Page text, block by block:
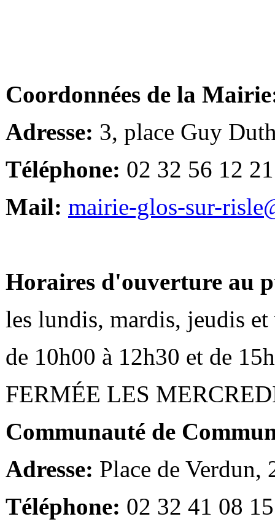
Coordonnées de la
Adresse: 3, place Guy
Téléphone: 02 32 56 12 21
Mail: mairie-glos-sur-
Horaires d'ouverture au
les lundis, mardis, jeudis et
de 10h00 à 12h30 et de
FERMÉE LES
Communauté de
Adresse: Place de Verdun,
Téléphone: 02 32 41 08 15